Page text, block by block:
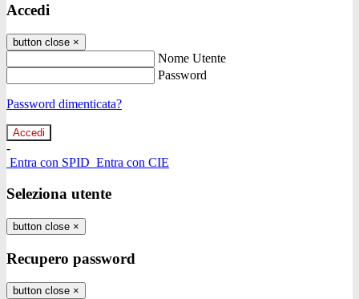
Accedi
button close ×
Nome Utente
Password
Password dimenticata?
-
Entra con SPID Entra con CIE
Seleziona utente
button close ×
Recupero password
button close ×